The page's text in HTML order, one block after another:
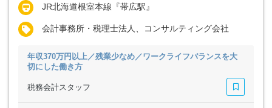
JR北海道根室本線『帯広駅』
会計事務所・税理士法人、コンサルティング会社
年収370万円以上／残業少なめ／ワークライフバランスを大
切にした働き方
税務会計スタッフ